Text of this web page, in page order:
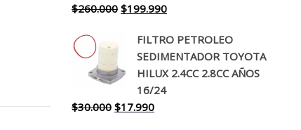
$260.000 El
original
era:
$260.000.
$199.990El
actual
es:
$199.990.
FILTRO PETROLEO
SEDIMENTADOR TOYOTA
HILUX 2.4CC 2.8CC AÑOS
16/24
$30.000 El
$17.990El